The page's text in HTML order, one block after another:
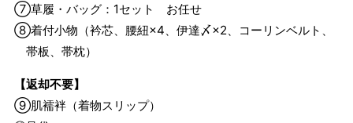
⑦草履・バッグ：1セット お任せ
⑧着付小物（衿芯、腰紐×4、伊達〆×2、コーリンベルト、
帯板、帯枕）
【返却不要】
⑨肌襦袢（着物スリップ）